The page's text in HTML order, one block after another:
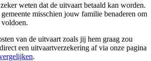
weten dat de uitvaart betaald kan worden.
misschien jouw familie benaderen om
voldoen.
van de uitvaart zoals jij hem graag zou
een uitvaartverzekering af via onze pagina
.